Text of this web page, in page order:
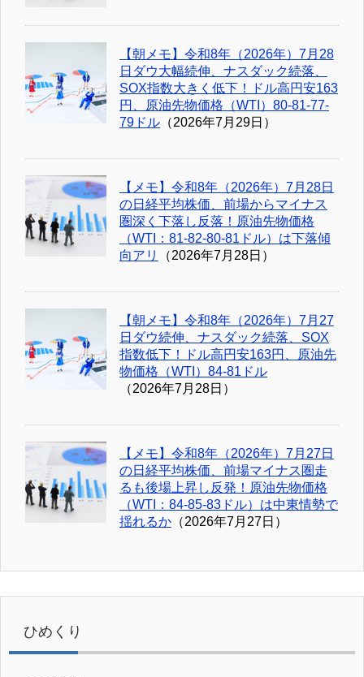
【朝メモ】令和8年（2026年）7月28
日ダウ大幅続伸、ナスダック続落、
SOX指数大きく低下！ドル高円安163
円、原油先物価格（WTI）80-81-77-
79ドル （2026年7月29日）
【メモ】令和8年（2026年）7月28日
の日経平均株価、前場からマイナス
圏深く下落し反落！原油先物価格
（WTI：81-82-80-81ドル）は下落傾
向アリ
（2026年7月28日）
【朝メモ】令和8年（2026年）7月27
日ダウ続伸、ナスダック続落、SOX
指数低下！ドル高円安163円、原油先
物価格（WTI）84-81ドル
（2026年7月28日）
【メモ】令和8年（2026年）7月27日
の日経平均株価、前場マイナス圏走
るも後場上昇し反発！原油先物価格
（WTI：84-85-83ドル）は中東情勢で
揺れるか （2026年7月27日）
ひめくり